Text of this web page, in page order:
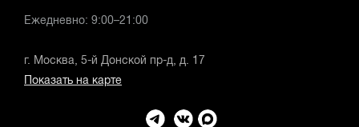
Ежедневно: 9:00–21:00
г. Москва, 5-й Донской пр-д, д. 17
Показать на карте